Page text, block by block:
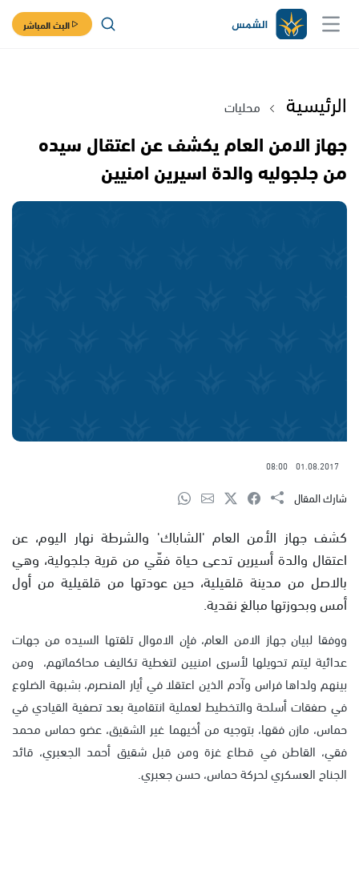
البث المباشر
الرئيسية محليات
جهاز الامن العام يكشف عن اعتقال سيده
من جلجوليه والدة اسيرين امنيين
01.08.2017
08:00
شارك المقال
كشف جهاز الأمن العام 'الشاباك' والشرطة نهار اليوم، عن
اعتقال والدة أسيرين تدعى حياة فقّي من قرية جلجولية، وهي
بالاصل من مدينة قلقيلية، حين عودتها من قلقيلية من أول
أمس وبحوزتها مبالغ نقدية.
ووفقا لبيان جهاز الامن العام، فإن الاموال تلقتها السيده من جهات
عدائية ليتم تحويلها لأسرى امنيين لتغطية تكاليف محاكماتهم، ومن
بينهم ولداها فراس وآدم الذين اعتقلا في أيار المنصرم، بشبهة الضلوع
في صفقات أسلحة والتخطيط لعملية انتقامية بعد تصفية القيادي في
حماس، مازن فقها، بتوجيه من أخيهما غير الشقيق، عضو حماس محمد
فقي، القاطن في قطاع غزة ومن قبل شقيق أحمد الجعبري، قائد
الجناح العسكري لحركة حماس، حسن جعبري.